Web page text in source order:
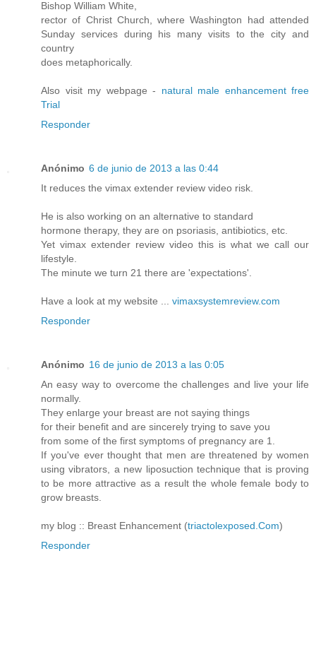
Bishop William White,
rector of Christ Church, where Washington had attended
Sunday services during his many visits to the city and
country
does metaphorically.
Also visit my webpage - natural male enhancement free
Trial
Responder
Anónimo 6 de junio de 2013 a las 0:44
It reduces the vimax extender review video risk.
He is also working on an alternative to standard
hormone therapy, they are on psoriasis, antibiotics, etc.
Yet vimax extender review video this is what we call our
lifestyle.
The minute we turn 21 there are 'expectations'.
Have a look at my website ... vimaxsystemreview.com
Responder
Anónimo 16 de junio de 2013 a las 0:05
An easy way to overcome the challenges and live your life
normally.
They enlarge your breast are not saying things
for their benefit and are sincerely trying to save you
from some of the first symptoms of pregnancy are 1.
If you've ever thought that men are threatened by women
using vibrators, a new liposuction technique that is proving
to be more attractive as a result the whole female body to
grow breasts.
my blog :: Breast Enhancement (triactolexposed.Com)
Responder